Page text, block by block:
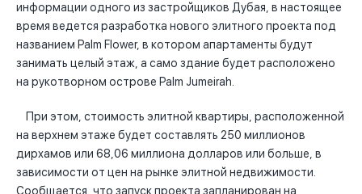
информации одного из застройщиков Дубая, в настоящее
время ведется разработка нового элитного проекта под
названием Palm Flower, в котором апартаменты будут
занимать целый этаж, а само здание будет расположено
на рукотворном острове Palm Jumeirah.
При этом, стоимость элитной квартиры, расположенной
на верхнем этаже будет составлять 250 миллионов
дирхамов или 68,06 миллиона долларов или больше, в
зависимости от цен на рынке элитной недвижимости.
Сообщается, что запуск проекта запланирован на